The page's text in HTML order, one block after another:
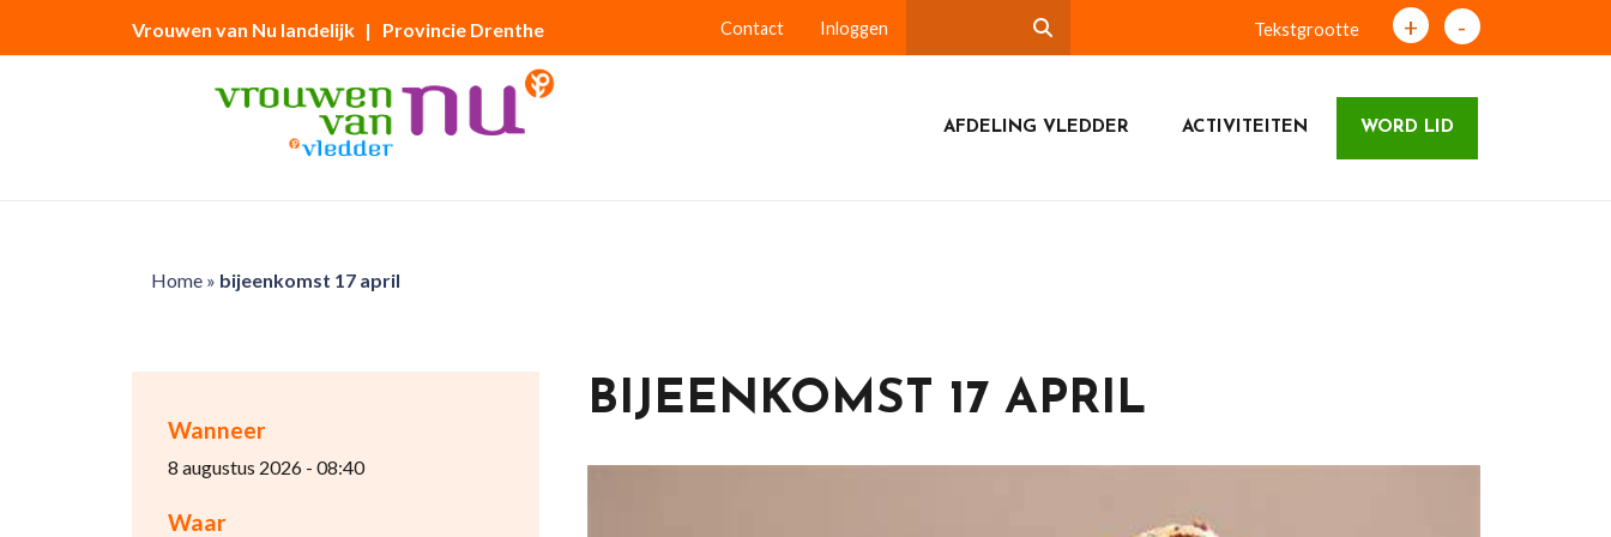
Vrouwen van Nu landelijk | Provincie Drenthe Contact Inloggen Tekstgrootte + -
AFDELING VLEDDER ACTIVITEITEN WORD LID
Home» bijeenkomst 17 april
Wanneer
8 augustus 2026 - 08:40
Waar
BIJEENKOMST 17 APRIL